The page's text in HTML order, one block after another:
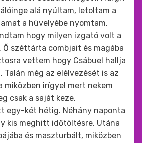
alá nyúltam, letoltam a
a hüvelyébe nyomtam.
hogy milyen izgató volt a
széttárta combjait és magába
vettem hogy Csábuel hallja
Talán még az elélvezését is az
miközben irígyel mert nekem
csak a saját keze.
egy-két hétig. Néhány naponta
kis meghitt időtöltésre. Utána
és maszturbált, miközben